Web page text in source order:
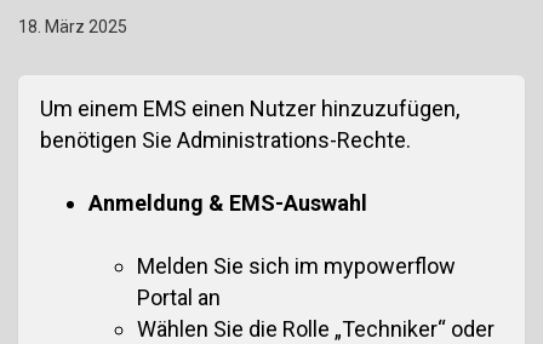
18. März 2025
Um einem EMS einen Nutzer hinzuzufügen,
benötigen Sie Administrations-Rechte.
Anmeldung & EMS-Auswahl
Melden Sie sich im mypowerflow
Portal an
Wählen Sie die Rolle „Techniker“ oder